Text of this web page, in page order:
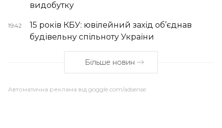
видобутку
19:42
15 років КБУ: ювілейний захід об’єднав
будівельну спільноту України
Більше новин
Автоматична реклама від goggle.com/adsense: